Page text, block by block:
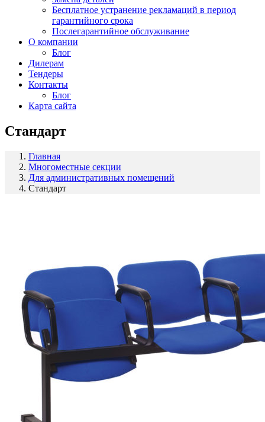
Бесплатное устранение рекламаций в период
гарантийного срока
Послегарантийное обслуживание
О компании
Блог
Дилерам
Тендеры
Контакты
Блог
Карта сайта
Стандарт
Главная
Многоместные секции
Для административных помещений
Стандарт